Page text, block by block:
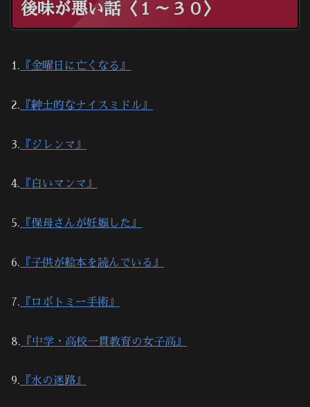
後味が悪い話〈１～３０〉
1. 『金曜日に亡くなる』
2. 『紳士的なナイスミドル』
3. 『ジレンマ』
4. 『白いマンマ』
5. 『保母さんが妊娠した』
6. 『子供が絵本を読んでいる』
7. 『ロボトミー手術』
8. 『中学・高校一貫教育の女子高』
9. 『水の迷路』